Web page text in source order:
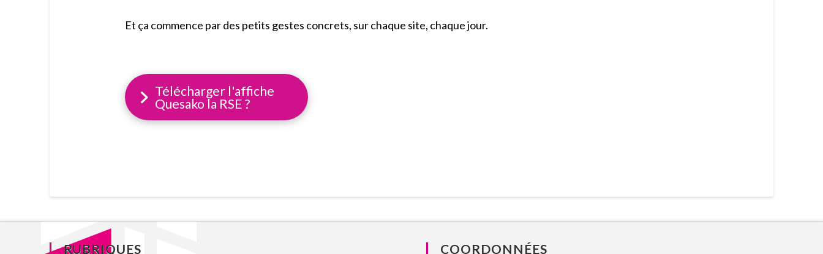
Et ça commence par des petits gestes concrets, sur chaque site, chaque jour.
Télécharger l'affiche
Quesako la RSE ?
RUBRIQUES COORDONNÉES